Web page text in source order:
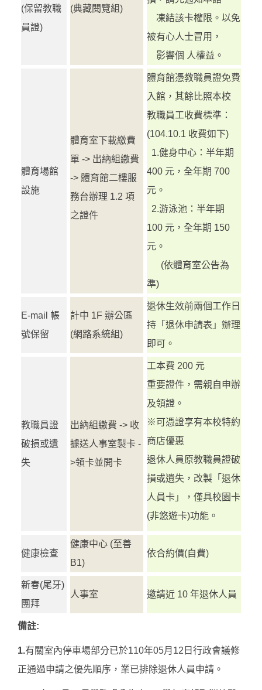
(保留教職
員證)
(典藏閱覽組)
凍結該卡權限。以免
被有心人士冒用，
影響個 人權益。
體育場館
設施
體育室下載繳費
單 -> 出納組繳費
-> 體育館二樓服
務台辦理 1.2 項
之證件
體育館憑教職員證免費
入館，其餘比照本校
教職員工收費標準：
(104.10.1 收費如下)
1.健身中心：半年期
400 元，全年期 700
元。
2.游泳池：半年期
100 元，全年期 150
元。
(依體育室公告為
準)
E-mail 帳
號保留
計中 1F 辦公區
(網路系統組)
退休生效前兩個工作日
持「退休申請表」辦理
即可。
教職員證
破損或遺
失
出納組繳費 -> 收
據送人事室製卡 -
>領卡並開卡
工本費 200 元
重要證件，需親自申辦
及領證。
※可憑證享有本校特約
商店優惠
退休人員原教職員證破
損或遺失，改製「退休
人員卡」，僅具校園卡
(非悠遊卡)功能。
健康檢查
健康中心 (至善
B1)
依合約價(自費)
新春(尾牙)
團拜
人事室 邀請近 10 年退休人員
備註:
1.有關室內停車場部分已於110年05月12日行政會議修
正通過申請之優先順序，業已排除退休人員申請。